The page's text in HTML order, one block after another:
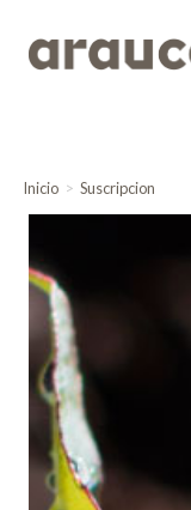
Inicio Suscripcion